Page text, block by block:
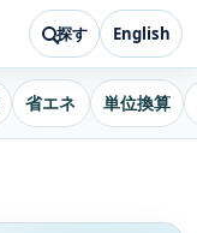
探す English
省エネ 単位換算